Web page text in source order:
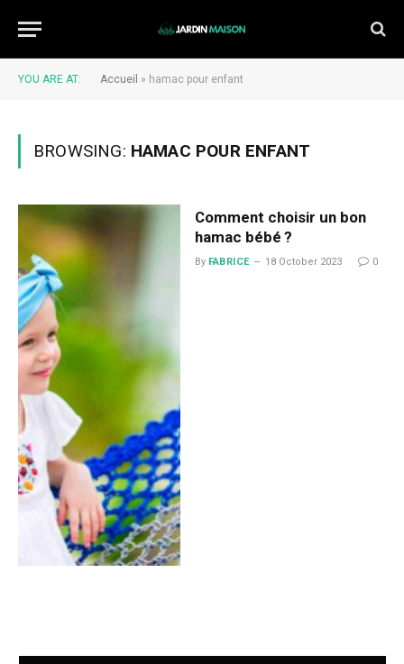
YOU ARE AT: Accueil » hamac pour enfant
BROWSING: HAMAC POUR ENFANT
Comment choisir un bon
hamac bébé ?
By FABRICE 18 October 2023 0